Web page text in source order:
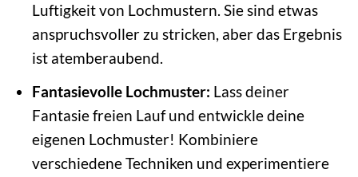
Luftigkeit von Lochmustern. Sie sind etwas
anspruchsvoller zu stricken, aber das Ergebnis
ist atemberaubend.
Fantasievolle Lochmuster: Lass deiner
Fantasie freien Lauf und entwickle deine
eigenen Lochmuster! Kombiniere
verschiedene Techniken und experimentiere